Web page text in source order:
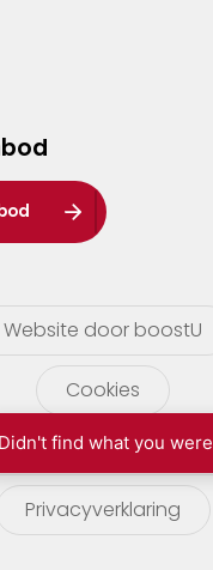
Website door boostU
Cookies
gebruikersvoorwaarden
Privacyverklaring